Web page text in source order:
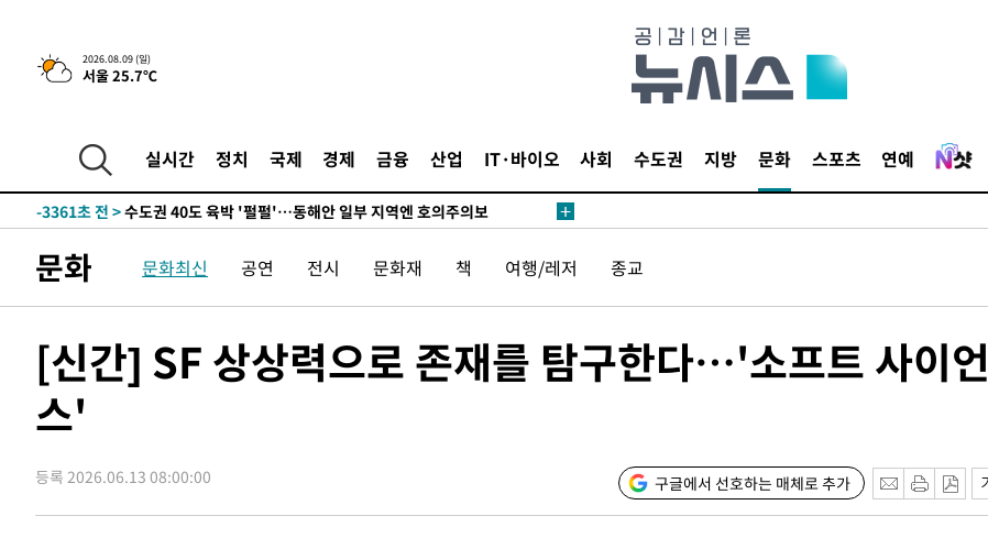
2026.08.09 (일)
서울 25.7℃
실시간 정치 국제 경제 금융 산업 IT·바이오 사회 수도권 지방 문화 스포츠 연예
청래 44.56%
-11066초 전 >[속보]與 대표 경선 제주·인천 당원투표…金 47.75%·鄭
42.08%·宋 10.17%
-10600초 전 >이강인 "아틀레티코 이적 기뻐…등번호 7번 의미보단 팀 위해 뛸
-4309초 전 >
낮 최고 35도 '무더위'…동해안 시간당 30㎜ '강한 비'[내일날씨]
-3579초 전 >
레티코 이적"
-3361초 전 >수도권 40도 육박 '펄펄'…동해안 일부 지역엔 호의주의보
1시간 전 >
강릉에 시간당 81.4㎜ 물폭탄…도로 잠기고 담벼락 붕괴
2시간 전 >백운산서 80년근 천종산삼 9뿌리 발견…감정가 1.3억원
3시간 전 >남자 농구, 나고야 아시안게임서 '홈팀' 일본과 한일전
3시간 전 >
4시간 전 >
5시간 전 >[속보]'압수수색·성접대 논란' 축구협회 "실망과 걱정 안겨드려 죄송"
9시간 전 >'최고 37도' 폭염 지속…강원동해안 최대 150㎜ 비
문화 문화최신 공연 전시 문화재 책 여행/레저 종교
[신간] SF 상상력으로 존재를 탐구한다…'소프트 사이언
스'
등록 2026.06.13 08:00:00 구글에서 선호하는 매체로 추가